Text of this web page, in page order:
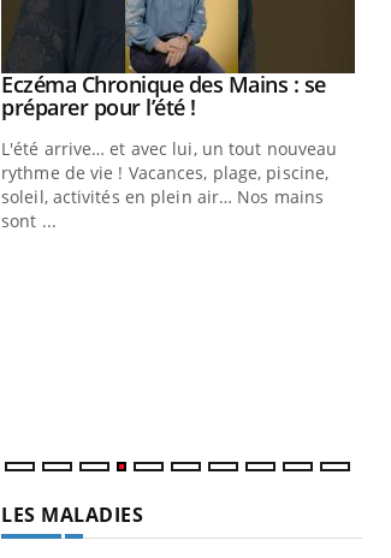
Youtube
Eczéma Chronique des Mains : se
préparer pour l’été !Youtube
L'été arrive… et avec lui, un tout nouveau
rythme de vie ! Vacances, plage, piscine,
soleil, activités en plein air… Nos mains
sont ...
LES MALADIES